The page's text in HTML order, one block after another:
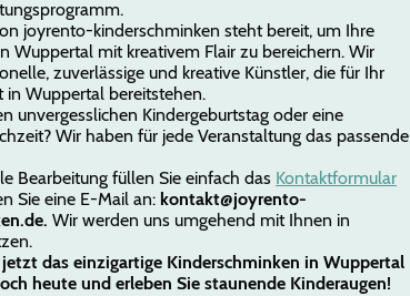
joyrento-kinderschminken steht bereit, um Ihre
Wuppertal mit kreativem Flair zu bereichern. Wir
zuverlässige und kreative Künstler, die für Ihr
in Wuppertal bereitstehen.
unvergesslichen Kindergeburtstag oder eine
Wir haben für jede Veranstaltung das passende
Bearbeitung füllen Sie einfach das Kontaktformular
Sie eine E-Mail an: kontakt@joyrento-
Wir werden uns umgehend mit Ihnen in
jetzt das einzigartige Kinderschminken in Wuppertal
heute und erleben Sie staunende Kinderaugen!